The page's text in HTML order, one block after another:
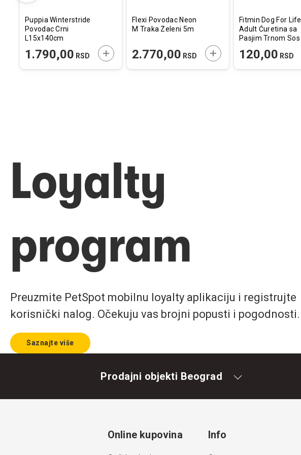
U KORPU
Puppia Winterstride
Povodac Crni
L15x140cm
1.790,00 RSD DODAJTE U KORPU
Flexi Povodac Neon
M Traka Zeleni 5m
2.770,00 RSD DODAJTE U KORPU
Fitmin Dog For Life
Adult Ćuretina sa
Pasjim Trnom Sos
120,00 RSD
Loyalty
program
Preuzmite PetSpot mobilnu loyalty aplikaciju i registrujte
korisnički nalog. Očekuju vas brojni popusti i pogodnosti.
Saznajte više
Prodajni objekti Beograd
Online kupovina Info